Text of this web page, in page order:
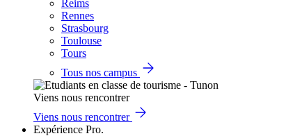
Reims
Rennes
Strasbourg
Toulouse
Tours
Tous nos campus
Viens nous rencontrer
Viens nous rencontrer
Expérience Pro.